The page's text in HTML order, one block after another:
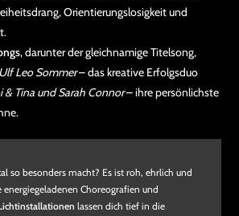
Orientierungslosigkeit und
, darunter der gleichnamige Titelsong,
Leo Sommer– das kreative Erfolgsduo
& Tina und Sarah Connor– ihre persönlichste
so besonders macht? Es ist roh, ehrlich und
Choreografien und
lassen dich tief in die